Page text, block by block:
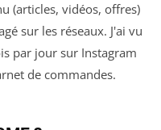
(articles, vidéos, offres)
sur les réseaux. J'ai vu
par jour sur Instagram
de commandes.